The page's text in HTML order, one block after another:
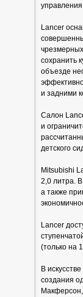
Lancer
сохранить
объезде
и задними
Салон
и
детского
Mitsubishi
2,0 литра.
а также
Lancer
(только на
В
создания